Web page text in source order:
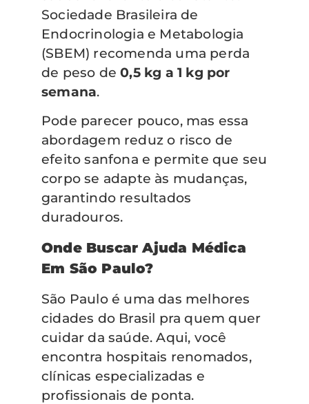
Sociedade Brasileira de
Endocrinologia e Metabologia
(SBEM) recomenda uma perda
de peso de0,5 kg a 1 kg por
semana.
Pode parecer pouco, mas essa
abordagem reduz o risco de
efeito sanfona e permite que seu
corpo se adapte às mudanças,
garantindo resultados
duradouros.
Onde Buscar Ajuda Médica
Em São Paulo?
São Paulo é uma das melhores
cidades do Brasil pra quem quer
cuidar da saúde. Aqui, você
encontra hospitais renomados,
clínicas especializadas e
profissionais de ponta.